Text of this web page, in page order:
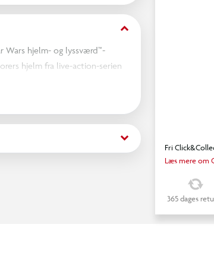
keyboard_arrow_down
Wars hjelm- og lyssværd™-
hjelm fra live-action-serien
keyboard_arrow_down
Fri
Læs mere om
365 dages